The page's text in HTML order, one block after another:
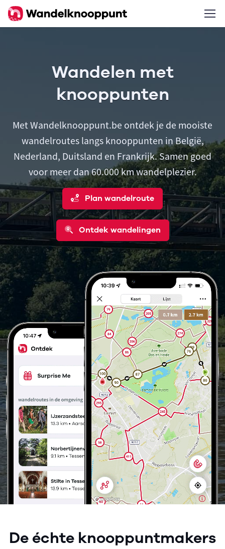
Wandelen met
knooppunten
Met Wandelknooppunt.be ontdek je de mooiste
wandelroutes langs knooppunten in België,
Nederland, Duitsland en Frankrijk. Samen goed
voor meer dan 60.000 km wandelplezier.
Plan wandelroute
Ontdek wandelingen
De échte knooppuntmakers